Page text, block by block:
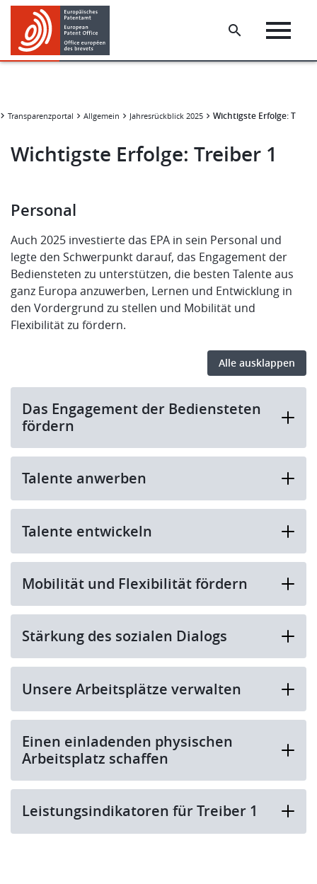
Skip
main
content
Skip
footer
Transparenzportal Allgemein Jahresrückblick 2025 Wichtigste Erfolge:
Wichtigste Erfolge: Treiber 1
Personal
Auch 2025 investierte das EPA in sein Personal und
legte den Schwerpunkt darauf, das Engagement der
Bediensteten zu unterstützen, die besten Talente aus
ganz Europa anzuwerben, Lernen und Entwicklung in
den Vordergrund zu stellen und Mobilität und
Flexibilität zu fördern.
Alle ausklappen
Das Engagement der Bediensteten
fördern
Talente anwerben
Talente entwickeln
Mobilität und Flexibilität fördern
Stärkung des sozialen Dialogs
Unsere Arbeitsplätze verwalten
Einen einladenden physischen
Arbeitsplatz schaffen
Leistungsindikatoren für Treiber 1